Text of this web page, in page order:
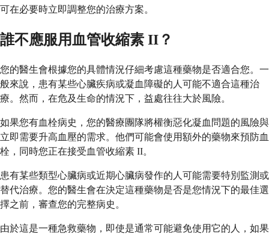
可在必要時立即調整您的治療方案。
誰不應服用血管收縮素 II？
您的醫生會根據您的具體情況仔細考慮這種藥物是否適合您。一
般來說，患有某些心臟疾病或凝血障礙的人可能不適合這種治
療。然而，在危及生命的情況下，益處往往大於風險。
如果您有血栓病史，您的醫療團隊將權衡惡化凝血問題的風險與
立即需要升高血壓的需求。他們可能會使用額外的藥物來預防血
栓，同時您正在接受血管收縮素 II。
患有某些類型心臟病或近期心臟病發作的人可能需要特別監測或
替代治療。您的醫生會在決定這種藥物是否是您情況下的最佳選
擇之前，審查您的完整病史。
由於這是一種急救藥物，即使是通常可能避免使用它的人，如果